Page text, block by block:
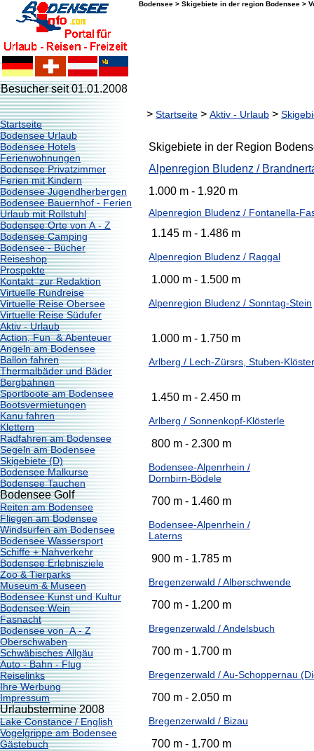
Besucher seit 01.01.2008
Startseite
Bodensee Urlaub
Bodensee Hotels
Ferienwohnungen
Bodensee Privatzimmer
Ferien mit Kindern
Bodensee Jugendherbergen
Bodensee Bauernhof - Ferien
Urlaub mit Rollstuhl
Bodensee Orte von A - Z
Bodensee Camping
Bodensee - Bücher
Reiseshop
Prospekte
Kontakt zur Redaktion
Virtuelle Rundreise
Virtuelle Reise Obersee
Virtuelle Reise Südufer
Aktiv - Urlaub
Action, Fun & Abenteuer
Angeln am Bodensee
Ballon fahren
Thermalbäder und Bäder
Bergbahnen
Sportboote am Bodensee
Bootsvermietungen
Kanu fahren
Klettern
Radfahren am Bodensee
Segeln am Bodensee
Skigebiete (D)
Bodensee Malkurse
Bodensee Tauchen
Bodensee Golf
Reiten am Bodensee
Fliegen am Bodensee
Windsurfen am Bodensee
Bodensee Wassersport
Schiffe + Nahverkehr
Bodensee Erlebnisziele
Zoo & Tierparks
Museum & Museen
Bodensee Kunst und Kultur
Bodensee Wein
Fasnacht
Bodensee von A - Z
Oberschwaben
Schwäbisches Allgäu
Auto - Bahn - Flug
Reiselinks
Ihre Werbung
Impressum
Urlaubstermine 2008
Lake Constance / English
Vogelgrippe am Bodensee
Gästebuch
Bodensee > Skigebiete in der region Bodensee >
> Startseite > Aktiv - Urlaub >
Skigebiete in der Region
Alpenregion Bludenz /
1.000 m - 1.920 m
Alpenregion Bludenz / Fontanella-
1.145 m - 1.486 m
Alpenregion Bludenz / Raggal
1.000 m - 1.500 m
Alpenregion Bludenz / Sonntag-Stein
1.000 m - 1.750 m
Arlberg / Lech-Zürsrs, Stuben-
1.450 m - 2.450 m
Arlberg / Sonnenkopf-Klösterle
800 m - 2.300 m
Bodensee-Alpenrhein /
Dornbirn-Bödele
700 m - 1.460 m
Bodensee-Alpenrhein /
Laterns
900 m - 1.785 m
Bregenzerwald / Alberschwende
700 m - 1.200 m
Bregenzerwald / Andelsbuch
700 m - 1.700 m
Bregenzerwald / Au-Schoppernau
700 m - 2.050 m
Bregenzerwald / Bizau
700 m - 1.700 m